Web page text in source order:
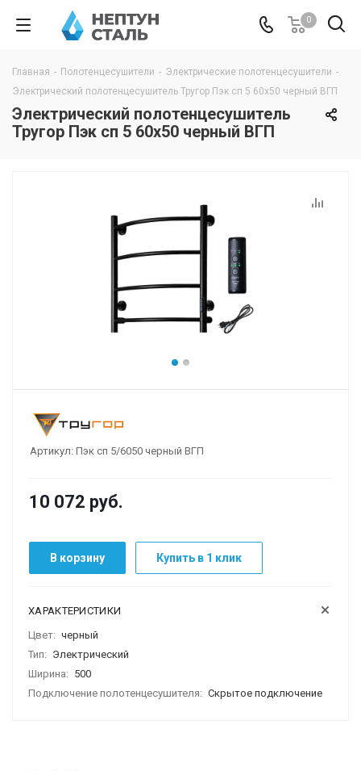
0
Главная - Полотенцесушители - Электрические полотенцесушители -
Электрический полотенцесушитель Тругор Пэк сп 5 60х50 черный ВГП
Электрический полотенцесушитель
Тругор Пэк сп 5 60х50 черный ВГП
Артикул: Пэк сп 5/6050 черный ВГП
10 072 руб.
В корзину Купить в 1 клик
ХАРАКТЕРИСТИКИ
Цвет: черный
Тип: Электрический
Ширина: 500
Подключение полотенцесушителя: Скрытое подключение